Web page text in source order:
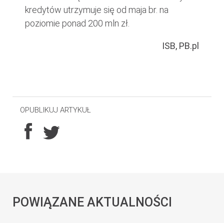
kredytów utrzymuje się od maja br. na
poziomie ponad 200 mln zł.
ISB, PB.pl
OPUBLIKUJ ARTYKUŁ
POWIĄZANE AKTUALNOŚCI